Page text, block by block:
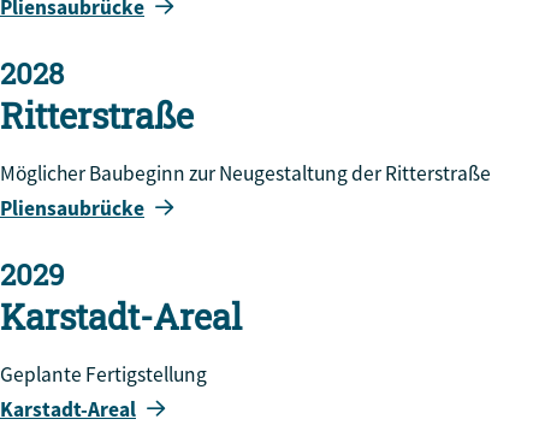
Pliensaubrücke
2028
Ritterstraße
Möglicher Baubeginn zur Neugestaltung der Ritterstraße
Pliensaubrücke
2029
Karstadt-Areal
Geplante Fertigstellung
Karstadt-Areal